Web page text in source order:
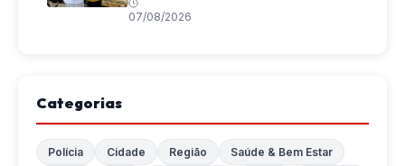
07/08/2026
Categorias
Polícia Cidade Região
Saúde & Bem Estar